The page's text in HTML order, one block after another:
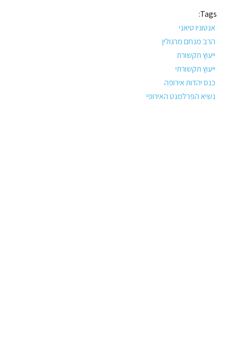
Tags:
אנטוניו טיאני
הרב מנחם מרגולין
ייעוץ תקשורת
ייעוץ תקשורתי
כנס יהדות אירופה
נשיא הפרלמנט האירופי